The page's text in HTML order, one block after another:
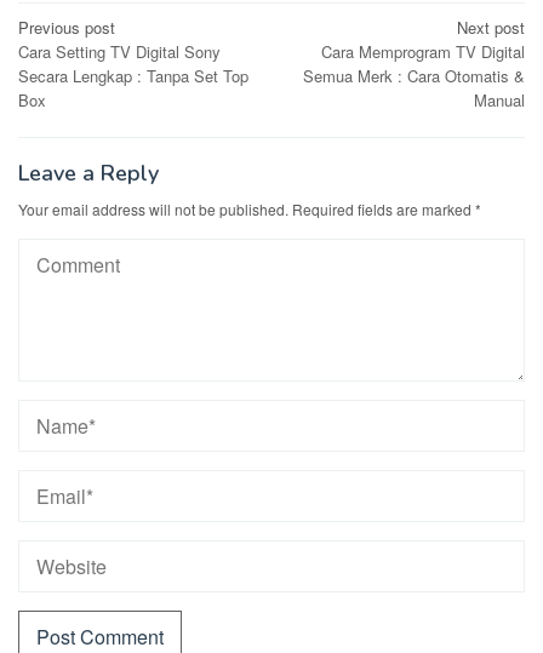
Post
navigation
Previous post
Cara Setting TV Digital Sony
Secara Lengkap : Tanpa Set Top
Box
Next post
Cara Memprogram TV Digital
Semua Merk : Cara Otomatis &
Manual
Leave a Reply
Your email address will not be published. Required fields are marked *